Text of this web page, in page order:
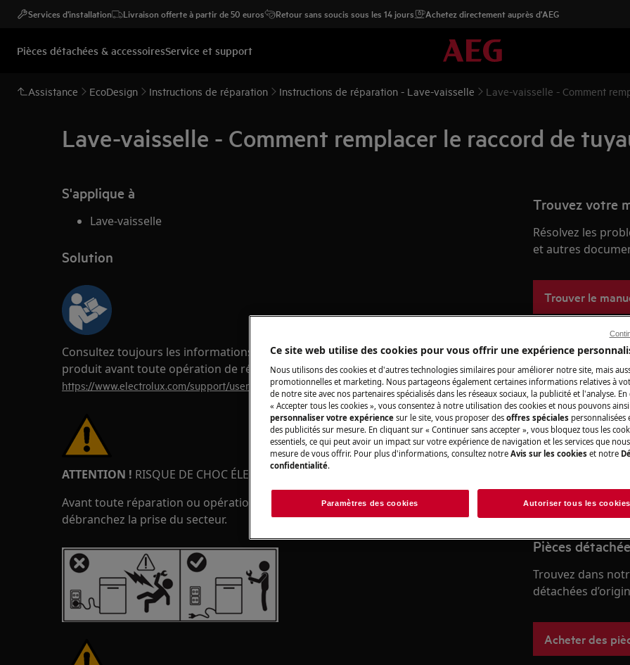
Services d'installation Livraison offerte à partir de 50 euros Retour sans soucis sous les 14 jours Achetez directement auprès d'AEG
Pièces détachées & accessoiresService et support
Assistance EcoDesign Instructions de réparation Instructions de réparation - Lave-vaisselle Lave-vaisselle - Comment
Lave-vaisselle - Comment remplacer le raccord de
S'applique à
Lave-vaisselle
Solution
Consultez toujours les informations de sécurité du manuel d'utilisation de votre
produit avant toute opération de réparation ou de maintenance.
https://www.electrolux.com/support/user-manuals/
ATTENTION ! RISQUE DE CHOC ÉLECTRIQUE
Avant toute réparation ou opération de maintenance, désactivez l'appareil et
débranchez la prise du secteur.
Trouvez votre
Résolvez les
et autres
Trouver le
Réparation par
Fixez un rendez-
qualifiés AEG et
professionnelles
Pièces
Trouvez dans
détachées
Acheter des
Ce site web utilise des cookies pour vous offrir une expérience
Nous utilisons des cookies et d'autres technologies similaires pour améliorer notre site, mais
promotionnelles et marketing. Nous partageons également certaines informations relatives à
de notre site avec nos partenaires spécialisés dans les réseaux sociaux, la publicité et l'analyse.
« Accepter tous les cookies », vous consentez à notre utilisation des cookies et nous pouvons ainsi
personnaliser votre expérience sur le site, vous proposer des offres spéciales
des publicités sur mesure. En cliquant sur « Continuer sans accepter », vous bloquez tous les
essentiels, ce qui peut avoir un impact sur votre expérience de navigation et les services que
mesure de vous offrir. Pour plus d'informations, consultez notre Avis sur les cookies et notre
confidentialité.
Paramètres des cookies Autoriser tous les cookies